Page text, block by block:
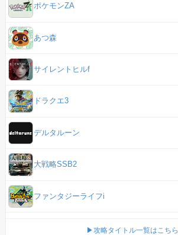
ポケモンZA
あつ森
サイレントヒルf
ドラクエ3
デルタルーン
大戦略SSB2
ファンタジーライフi
▶攻略タイトル一覧はこちら